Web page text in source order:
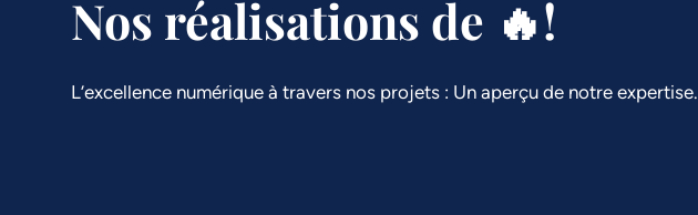
Nos réalisations de 🔥!
L’excellence numérique à travers nos projets : Un aperçu de notre expertise.